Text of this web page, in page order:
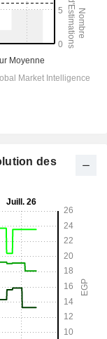
des